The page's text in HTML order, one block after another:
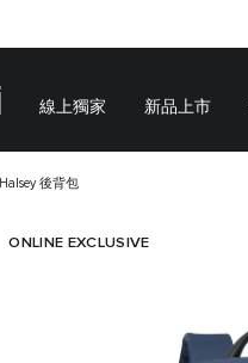
線上獨家 新品上市
Halsey 後背包
ONLINE EXCLUSIVE